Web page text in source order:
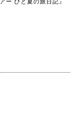
ー ひと夏の旅日記』